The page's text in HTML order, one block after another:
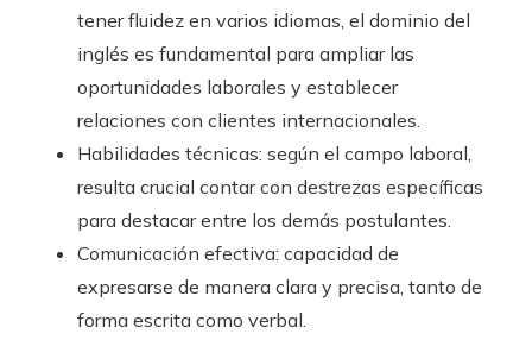
tener fluidez en varios idiomas, el dominio del
inglés es fundamental para ampliar las
oportunidades laborales y establecer
relaciones con clientes internacionales.
Habilidades técnicas: según el campo laboral,
resulta crucial contar con destrezas específicas
para destacar entre los demás postulantes.
Comunicación efectiva: capacidad de
expresarse de manera clara y precisa, tanto de
forma escrita como verbal.